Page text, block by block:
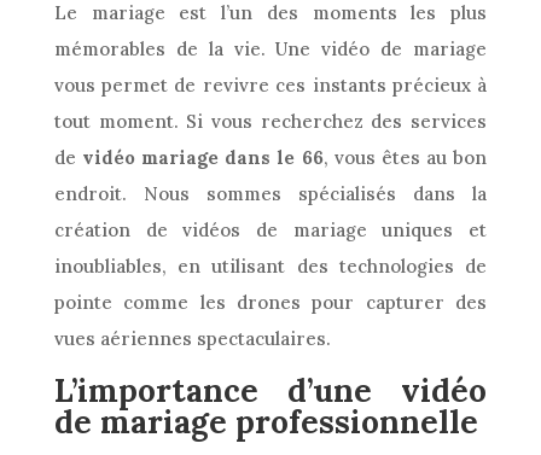
Le mariage est l’un des moments les plus
mémorables de la vie. Une vidéo de mariage
vous permet de revivre ces instants précieux à
tout moment. Si vous recherchez des services
de vidéo mariage dans le 66, vous êtes au bon
endroit. Nous sommes spécialisés dans la
création de vidéos de mariage uniques et
inoubliables, en utilisant des technologies de
pointe comme les drones pour capturer des
vues aériennes spectaculaires.
L’importance d’une vidéo
de mariage professionnelle